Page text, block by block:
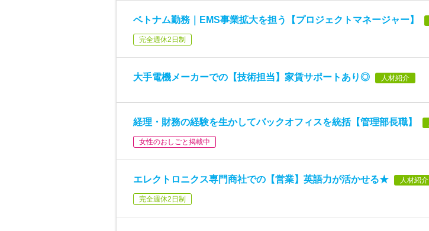
ベトナム勤務｜EMS事業拡大を担う【プロジェクトマネージャー】
完全週休2日制
大手電機メーカーでの【技術担当】家賃サポートあり◎ 人材紹介
経理・財務の経験を生かしてバックオフィスを統括【管理部長職】
女性のおしごと掲載中
エレクトロニクス専門商社での【営業】英語力が活かせる★ 人材紹介
完全週休2日制